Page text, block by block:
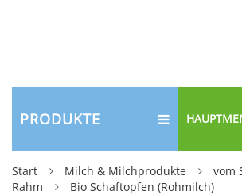
PRODUKTE
Start Milch & Milchprodukte vom
Rahm
Bio Schaftopfen (Rohmilch)